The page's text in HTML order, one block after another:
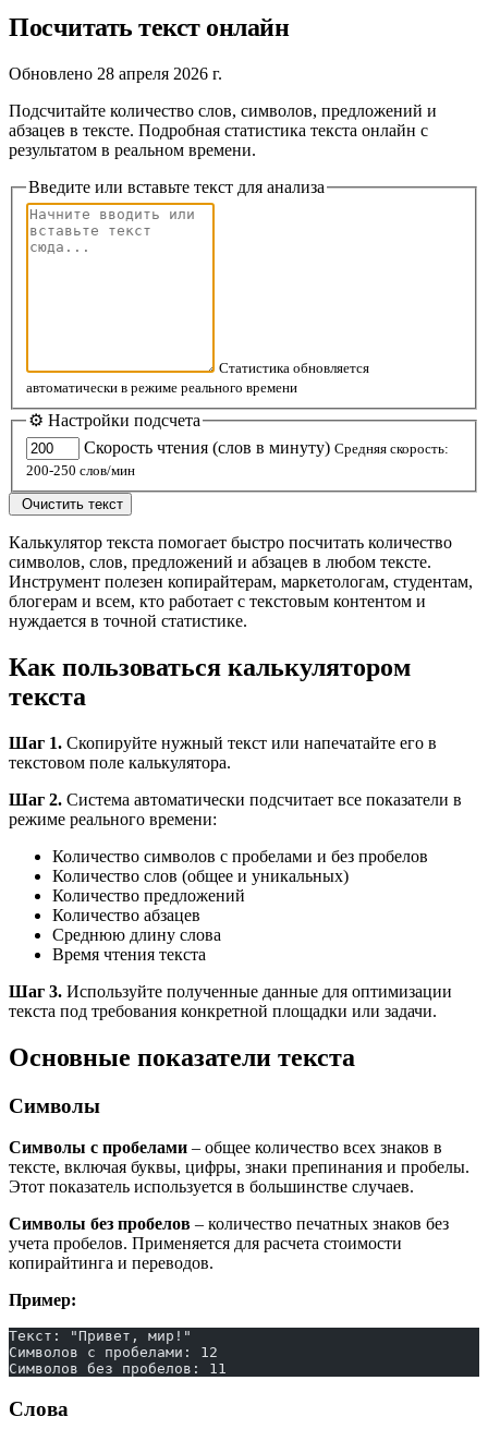
Посчитать текст онлайн
Обновлено 28 апреля 2026 г.
Подсчитайте количество слов, символов, предложений и
абзацев в тексте. Подробная статистика текста онлайн с
результатом в реальном времени.
Введите или вставьте текст для анализа
Статистика обновляется
автоматически в режиме реального времени
⚙️ Настройки подсчета
Скорость чтения (слов в минуту) Средняя скорость:
200-250 слов/мин
️ Очистить текст
Калькулятор текста помогает быстро посчитать количество
символов, слов, предложений и абзацев в любом тексте.
Инструмент полезен копирайтерам, маркетологам, студентам,
блогерам и всем, кто работает с текстовым контентом и
нуждается в точной статистике.
Как пользоваться калькулятором
текста
Шаг 1. Скопируйте нужный текст или напечатайте его в
текстовом поле калькулятора.
Шаг 2. Система автоматически подсчитает все показатели в
режиме реального времени:
Количество символов с пробелами и без пробелов
Количество слов (общее и уникальных)
Количество предложений
Количество абзацев
Среднюю длину слова
Время чтения текста
Шаг 3. Используйте полученные данные для оптимизации
текста под требования конкретной площадки или задачи.
Основные показатели текста
Символы
Символы с пробелами – общее количество всех знаков в
тексте, включая буквы, цифры, знаки препинания и пробелы.
Этот показатель используется в большинстве случаев.
Символы без пробелов – количество печатных знаков без
учета пробелов. Применяется для расчета стоимости
копирайтинга и переводов.
Пример:
Текст: "Привет, мир!"
Символов с пробелами: 12
Символов без пробелов: 11
Слова